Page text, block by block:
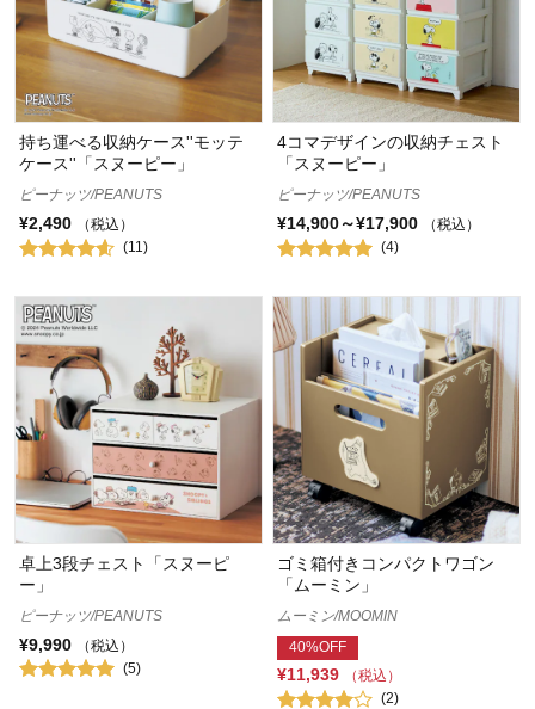
持ち運べる収納ケース''モッテ
ケース''「スヌーピー」
ピーナッツ/PEANUTS
¥2,490
（税込）
(11)
4コマデザインの収納チェスト
「スヌーピー」
ピーナッツ/PEANUTS
¥14,900～¥17,900
（税込）
(4)
卓上3段チェスト「スヌーピ
ー」
ピーナッツ/PEANUTS
¥9,990
（税込）
(5)
ゴミ箱付きコンパクトワゴン
「ムーミン」
ムーミン/MOOMIN
40%OFF
¥11,939
（税込）
(2)